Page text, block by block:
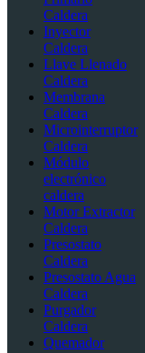
Caldera
Inyector
Caldera
Llave Llenado
Caldera
Membrana
Caldera
Microinterruptor
Caldera
Módulo
electrónico
caldera
Motor Extractor
Caldera
Presostato
Caldera
Presostato Agua
Caldera
Purgador
Caldera
Quemador